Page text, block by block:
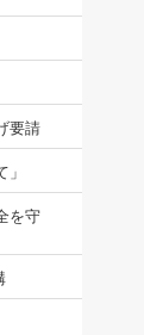
要請
を守